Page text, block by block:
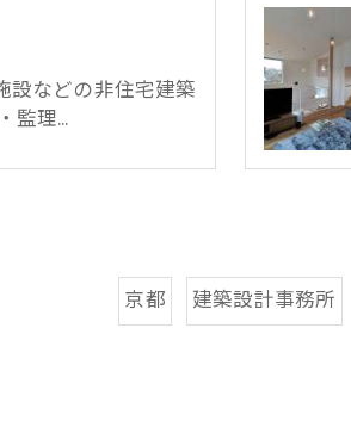
設などの非住宅建築
監理…
京都 建築設計事務所